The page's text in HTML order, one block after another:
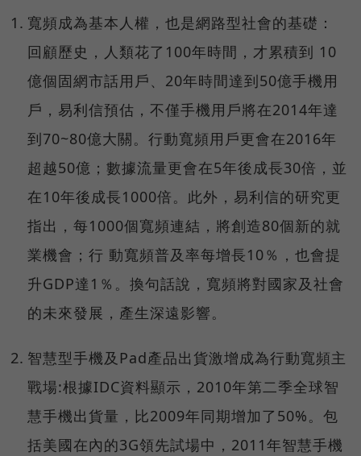
寬頻成為基本人權，也是網路型社會的基礎：
回顧歷史，人類花了100年時間，才累積到 10
億個固網市話用戶、20年時間達到50億手機用
戶，易利信預估，不僅手機用戶將在2014年達
到70~80億大關。行動寬頻用戶更會在2016年
超越50億；數據流量更會在5年後成長30倍，並
在10年後成長1000倍。此外，易利信的研究更
指出，每1000個寬頻連結，將創造80個新的就
業機會；行 動寬頻普及率每增長10％，也會提
升GDP達1％。換句話說，寬頻將對國家及社會
的未來發展，產生深遠影響。
智慧型手機及 Pad產品出貨激增成為行動寬頻主
戰場:根據IDC資料顯示， 2010年第二季全球智
慧手機出貨量，比2009年同期增加了 50%。包
括美國在內的3G領先試場中 ， 2011年智慧手機